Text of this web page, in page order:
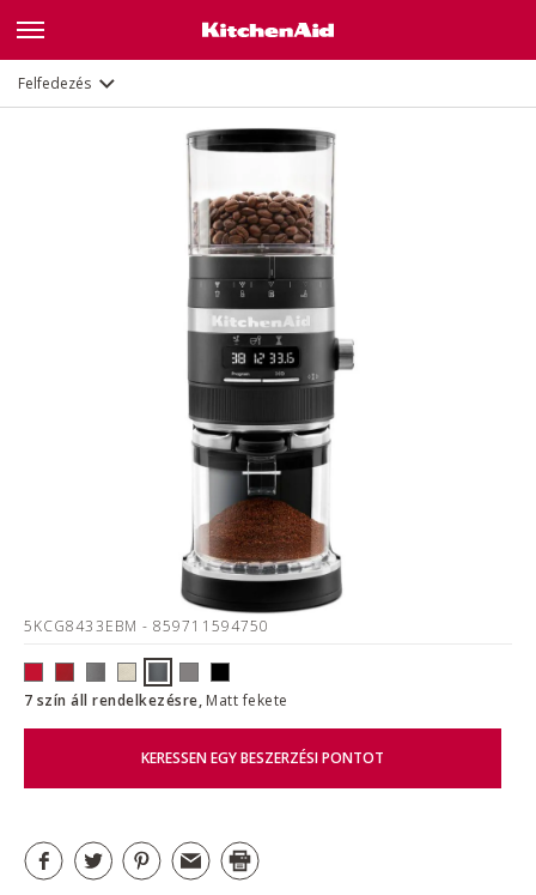
Felfedezés
5KCG8433EBM - 859711594750
7 szín áll rendelkezésre, Matt fekete
KERESSEN EGY BESZERZÉSI PONTOT